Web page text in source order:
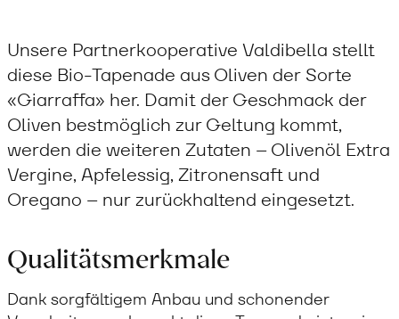
Unsere Partnerkooperative Valdibella stellt
diese Bio-Tapenade aus Oliven der Sorte
«Giarraffa» her. Damit der Geschmack der
Oliven bestmöglich zur Geltung kommt,
werden die weiteren Zutaten – Olivenöl Extra
Vergine, Apfelessig, Zitronensaft und
Oregano – nur zurückhaltend eingesetzt.
Qualitätsmerkmale
Dank sorgfältigem Anbau und schonender